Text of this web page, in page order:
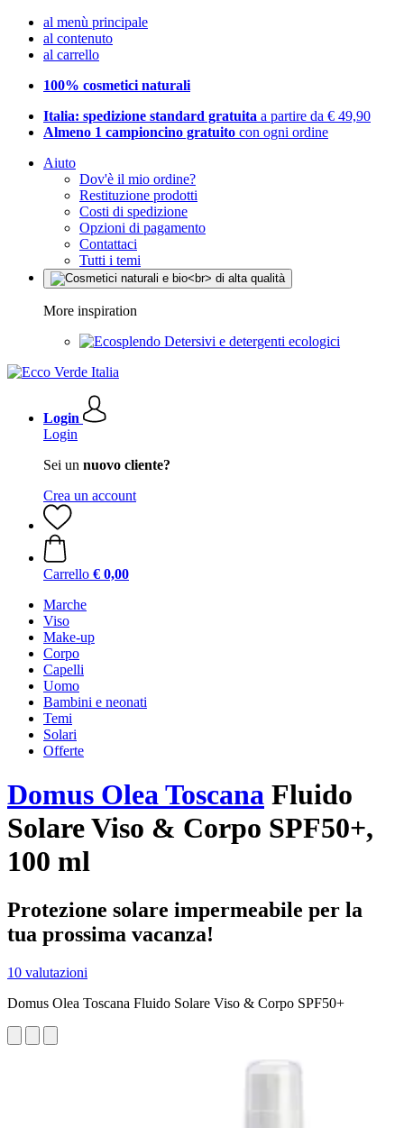
al menù principale
al contenuto
al carrello
100% cosmetici naturali
Italia: spedizione standard gratuita a partire da € 49,90
Almeno 1 campioncino gratuito con ogni ordine
Aiuto
Dov'è il mio ordine?
Restituzione prodotti
Costi di spedizione
Opzioni di pagamento
Contattaci
Tutti i temi
More inspiration
Detersivi e detergenti ecologici
Login
Login
Sei un nuovo cliente?
Crea un account
Carrello € 0,00
Marche
Viso
Make-up
Corpo
Capelli
Uomo
Bambini e neonati
Temi
Solari
Offerte
Domus Olea Toscana Fluido
Solare Viso & Corpo SPF50+,
100 ml
Protezione solare impermeabile per la
tua prossima vacanza!
10 valutazioni
Domus Olea Toscana Fluido Solare Viso & Corpo SPF50+